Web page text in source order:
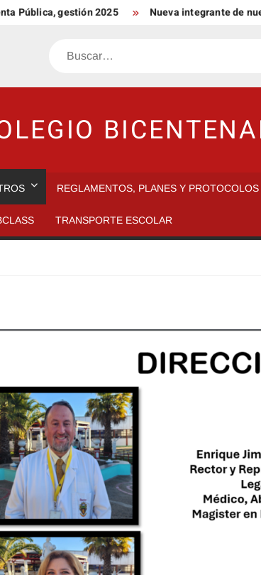
gestión 2025 Nueva integrante de
Buscar
REGLAMENTOS, PLANES Y PROTOCOLOS
TRANSPORTE ESCOLAR